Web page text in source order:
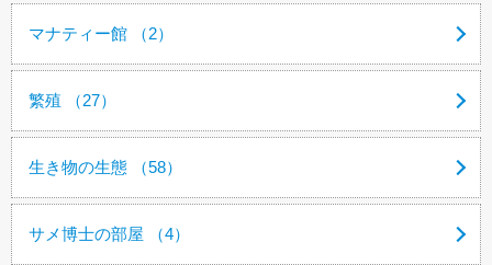
マナティー館 （2）
繁殖 （27）
生き物の生態 （58）
サメ博士の部屋 （4）